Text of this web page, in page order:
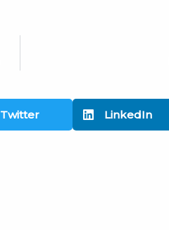
Twitter LinkedIn